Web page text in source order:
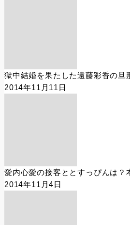
獄中結婚を果たした遠藤彩香の旦
2014年11月11日
愛内心愛の接客ととすっぴんは？
2014年11月4日